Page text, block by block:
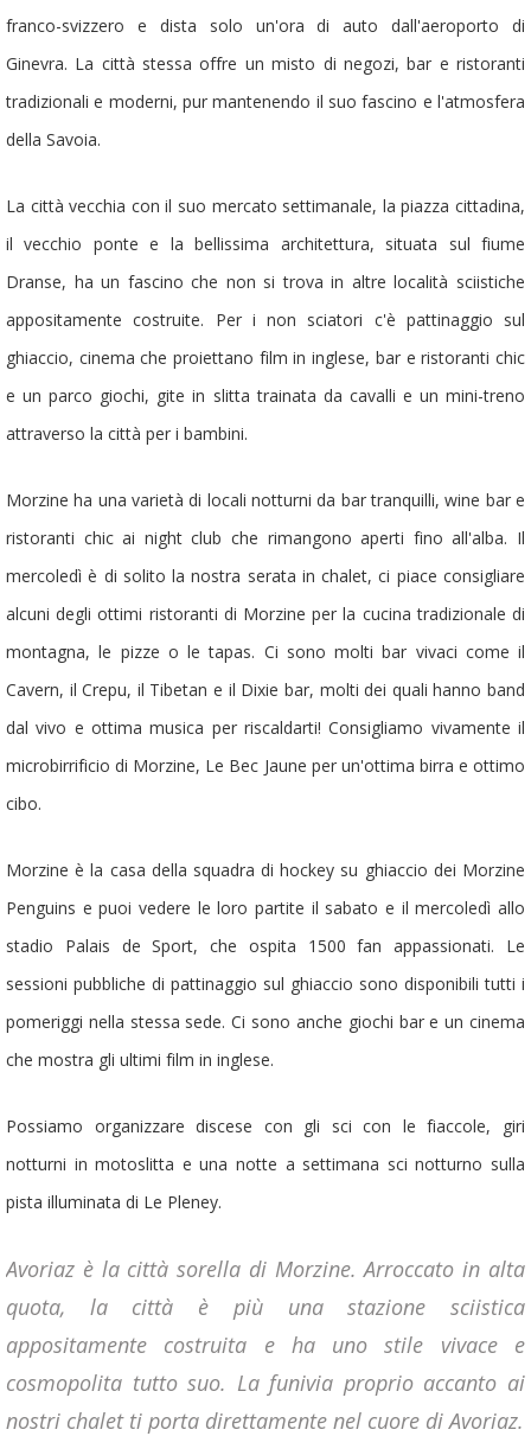
franco-svizzero e dista solo un'ora di auto dall'aeroporto di
Ginevra. La città stessa offre un misto di negozi, bar e ristoranti
tradizionali e moderni, pur mantenendo il suo fascino e l'atmosfera
della Savoia.
La città vecchia con il suo mercato settimanale, la piazza cittadina,
il vecchio ponte e la bellissima architettura, situata sul fiume
Dranse, ha un fascino che non si trova in altre località sciistiche
appositamente costruite. Per i non sciatori c'è pattinaggio sul
ghiaccio, cinema che proiettano film in inglese, bar e ristoranti chic
e un parco giochi, gite in slitta trainata da cavalli e un mini-treno
attraverso la città per i bambini.
Morzine ha una varietà di locali notturni da bar tranquilli, wine bar e
ristoranti chic ai night club che rimangono aperti fino all'alba. Il
mercoledì è di solito la nostra serata in chalet, ci piace consigliare
alcuni degli ottimi ristoranti di Morzine per la cucina tradizionale di
montagna, le pizze o le tapas. Ci sono molti bar vivaci come il
Cavern, il Crepu, il Tibetan e il Dixie bar, molti dei quali hanno band
dal vivo e ottima musica per riscaldarti! Consigliamo vivamente il
microbirrificio di Morzine, Le Bec Jaune per un'ottima birra e ottimo
cibo.
Morzine è la casa della squadra di hockey su ghiaccio dei Morzine
Penguins e puoi vedere le loro partite il sabato e il mercoledì allo
stadio Palais de Sport, che ospita 1500 fan appassionati. Le
sessioni pubbliche di pattinaggio sul ghiaccio sono disponibili tutti i
pomeriggi nella stessa sede. Ci sono anche giochi bar e un cinema
che mostra gli ultimi film in inglese.
Possiamo organizzare discese con gli sci con le fiaccole, giri
notturni in motoslitta e una notte a settimana sci notturno sulla
pista illuminata di Le Pleney.
Avoriaz è la città sorella di Morzine. Arroccato in alta
quota, la città è più una stazione sciistica
appositamente costruita e ha uno stile vivace e
cosmopolita tutto suo. La funivia proprio accanto ai
nostri chalet ti porta direttamente nel cuore di Avoriaz.